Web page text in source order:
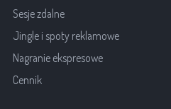
Sesje zdalne
Jingle i spoty reklamowe
Nagranie ekspresowe
Cennik